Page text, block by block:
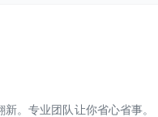
。专业团队让你省心省事。